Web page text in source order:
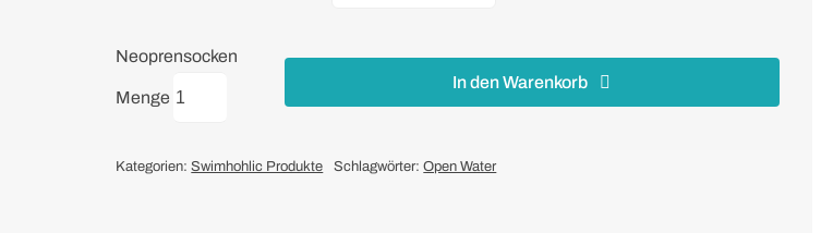
Neoprensocken
Menge
In den Warenkorb
Kategorien:Swimhohlic Produkte Schlagwörter:Open Water